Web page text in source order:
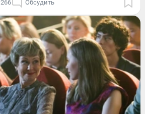
266 Обсудить